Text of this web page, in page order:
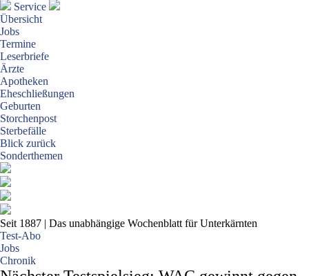
Service
Übersicht
Jobs
Termine
Leserbriefe
Ärzte
Apotheken
Eheschließungen
Geburten
Storchenpost
Sterbefälle
Blick zurück
Sonderthemen
Seit 1887 | Das unabhängige Wochenblatt für Unterkärnten
Test-Abo
Jobs
Chronik